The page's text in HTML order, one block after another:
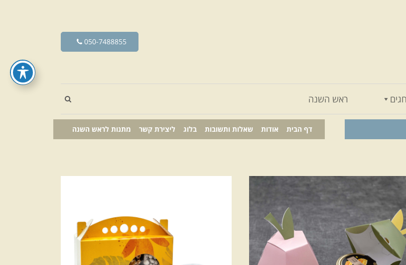
050-7488855
ראש השנה
דף הבית אודות שאלות ותשובות בלוג ליצירת קשר
מתנות לראש השנה